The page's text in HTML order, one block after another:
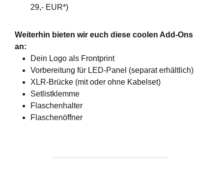
29,- EUR*)
Weiterhin bieten wir euch diese coolen Add-Ons
an:
Dein Logo als Frontprint
Vorbereitung für LED-Panel (separat erhältlich)
XLR-Brücke (mit oder ohne Kabelset)
Setlistklemme
Flaschenhalter
Flaschenöffner